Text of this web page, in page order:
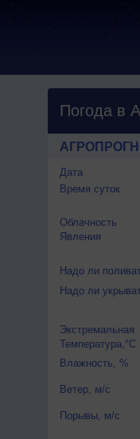
Погода в
Дата
Время суток
Облачность
Явления
Надо ли
Надо ли
Экстремальная
Температура,°C
Влажность, %
Ветер, м/с
Порывы, м/с